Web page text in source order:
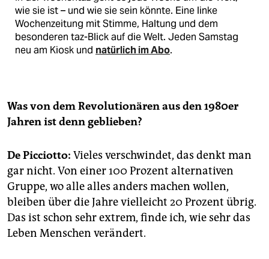
wie sie ist – und wie sie sein könnte. Eine linke
Wochenzeitung mit Stimme, Haltung und dem
besonderen taz-Blick auf die Welt. Jeden Samstag
neu am Kiosk und natürlich im Abo.
Was von dem Revolutionären aus den 1980er
Jahren ist denn geblieben?
De Picciotto: Vieles verschwindet, das denkt man
gar nicht. Von einer 100 Prozent alternativen
Gruppe, wo alle alles anders machen wollen,
bleiben über die Jahre vielleicht 20 Prozent übrig.
Das ist schon sehr extrem, finde ich, wie sehr das
Leben Menschen verändert.